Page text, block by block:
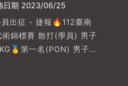
日期 2023/06/25
出征 - 捷報🔥112臺南
術錦標賽 散打(學員) 男子
第一名(PON) 男子散